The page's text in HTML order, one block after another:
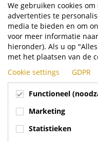
HZ Logistics:
bloemen en groenten
Nieuws
HZ Logistics in Maasdijk
transport van bloemen
gebruiken Terberg
We gebruiken cookies
advertenties te
media te bieden en om
voor meer informatie
hieronder). Als u op
met het plaatsen van de
Cookie settings
GDPR
Functioneel
Marketing
Statistieken